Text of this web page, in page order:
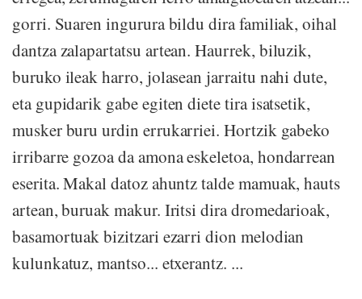
gorri. Suaren ingurura bildu dira familiak, oihal
dantza zalapartatsu artean. Haurrek, biluzik,
buruko ileak harro, jolasean jarraitu nahi dute,
eta gupidarik gabe egiten diete tira isatsetik,
musker buru urdin errukarriei. Hortzik gabeko
irribarre gozoa da amona eskeletoa, hondarrean
eserita. Makal datoz ahuntz talde mamuak, hauts
artean, buruak makur. Iritsi dira dromedarioak,
basamortuak bizitzari ezarri dion melodian
kulunkatuz, mantso... etxerantz. ...